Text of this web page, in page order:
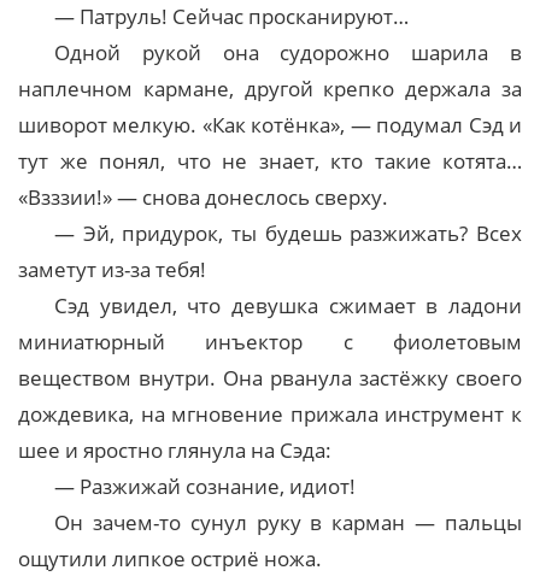
— Патруль! Сейчас просканируют…
Одной рукой она судорожно шарила в
наплечном кармане, другой крепко держала за
шиворот мелкую. «Как котёнка», — подумал Сэд и
тут же понял, что не знает, кто такие котята…
«Взззии!» — снова донеслось сверху.
— Эй, придурок, ты будешь разжижать? Всех
заметут из-за тебя!
Сэд увидел, что девушка сжимает в ладони
миниатюрный инъектор с фиолетовым
веществом внутри. Она рванула застёжку своего
дождевика, на мгновение прижала инструмент к
шее и яростно глянула на Сэда:
— Разжижай сознание, идиот!
Он зачем-то сунул руку в карман — пальцы
ощутили липкое остриё ножа.